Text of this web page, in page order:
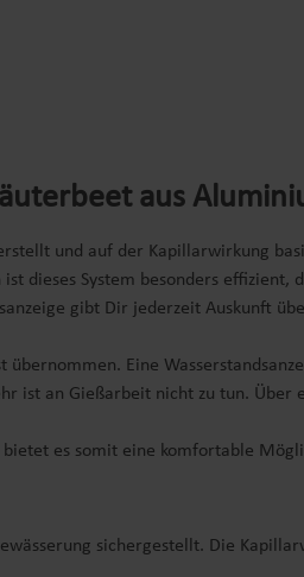
aus
und auf der Kapillarwirkung
dieses System besonders effizient,
gibt Dir jederzeit Auskunft
übernommen. Eine
ist an Gießarbeit nicht zu tun. Über
es somit eine komfortable
sichergestellt. Die